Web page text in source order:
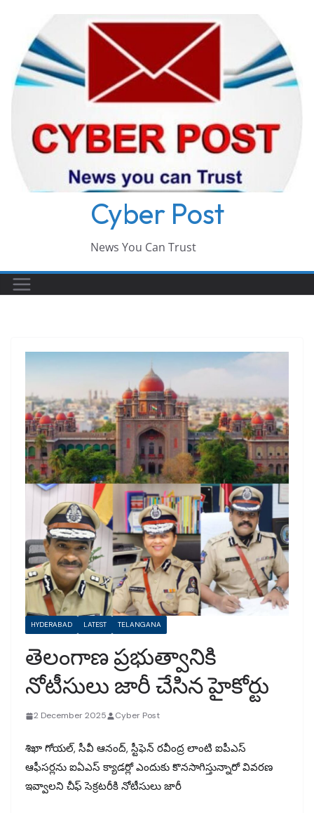
content
Cyber Post
News You Can Trust
HYDERABAD LATEST TELANGANA
తెలంగాణ ప్రభుత్వానికి
నోటీసులు జారీ చేసిన హైకోర్టు
2 December 2025 Cyber Post
శిఖా గోయల్, సీవీ ఆనంద్, స్టీఫెన్ రవీంద్ర లాంటి ఐపీఎస్
ఆఫీసర్లను ఐఏఎస్ క్యాడర్లో ఎందుకు కొనసాగిస్తున్నారో వివరణ
ఇవ్వాలని చీఫ్ సెక్రటరీకి నోటీసులు జారీ